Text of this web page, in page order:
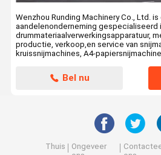
Wenzhou Runding Machinery Co., Ltd. is
aandelenonderneming gespecialiseerd
drummateriaalverwerkingsapparatuur,
productie, verkoop,en service van
kruissnijmachines, A4-
Bel nu
Thuis
Ongeveer